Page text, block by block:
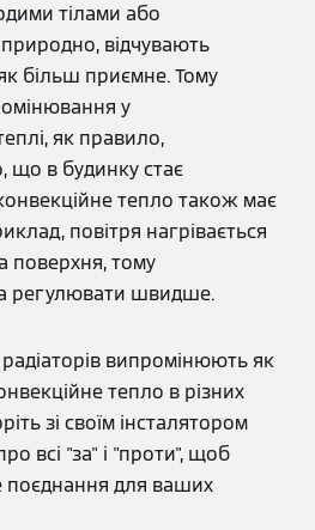
тілами або
відчувають
більш приємне. Тому
у
як правило,
що в будинку стає
тепло також має
повітря нагрівається
поверхня, тому
регулювати швидше.
радіаторів випромінюють як
тепло в різних
зі своїм інсталятором
всі "за" і "проти", щоб
поєднання для ваших